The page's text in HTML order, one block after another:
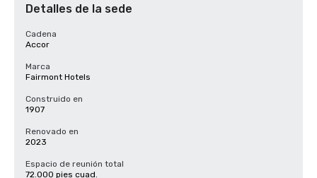
Detalles de la sede
Cadena
Accor
Marca
Fairmont Hotels
Construido en
1907
Renovado en
2023
Espacio de reunión total
72.000 pies cuad.